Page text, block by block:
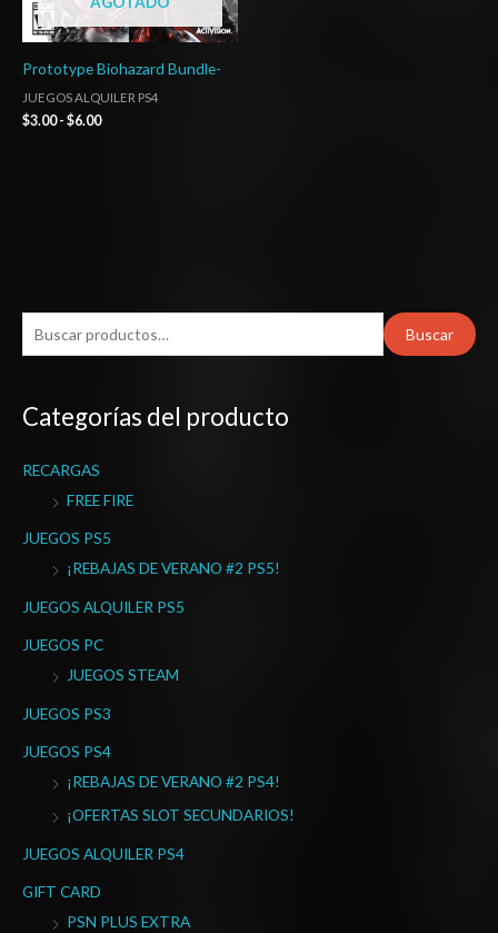
u
c
r
o
Buscar
Categorías del producto
RECARGAS
FREE FIRE
JUEGOS PS5
¡REBAJAS DE VERANO #2 PS5!
JUEGOS ALQUILER PS5
JUEGOS PC
JUEGOS STEAM
JUEGOS PS3
JUEGOS PS4
¡REBAJAS DE VERANO #2 PS4!
¡OFERTAS SLOT SECUNDARIOS!
JUEGOS ALQUILER PS4
GIFT CARD
PSN PLUS EXTRA
Prototype Biohazard Bundle-
JUEGOS ALQUILER PS4
$3.00 - $6.00